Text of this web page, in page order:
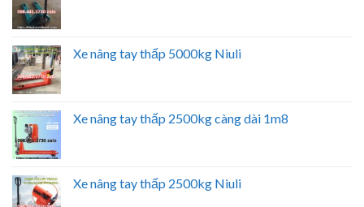
Xe nâng tay thấp 5000kg Niuli
Xe nâng tay thấp 2500kg càng dài 1m8
Xe nâng tay thấp 2500kg Niuli